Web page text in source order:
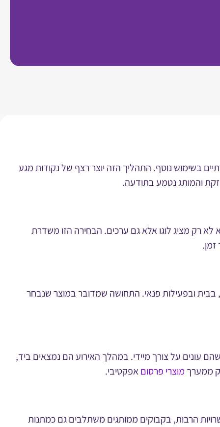
בשימוש נוסף. התהליך הזה יוצר רצף של נקודות מגע
והמותג נטמע בתודעה.
לא רק מציג לוגו אלא גם ערכים. הבחירה הזו משדרת
ובפעילות פנאי. התחושה שמדובר במוצר שנבחר
עונים על צורך מיידי. במהלך האירוע הם נמצאים ביד,
ממערך מוצרי פרסוםאפקטיבי.
הרבות, בקבוקים ממותגים משתלבים גם כמתנות